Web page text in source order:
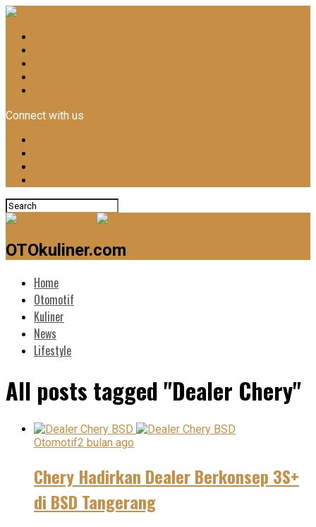
Connect with us
OTOkuliner.com
Home
Otomotif
Kuliner
News
Lifestyle
All posts tagged "Dealer Chery"
Otomotif2 bulan ago
Chery Hadirkan Dealer Berkonsep 3S+
di BSD Tangerang